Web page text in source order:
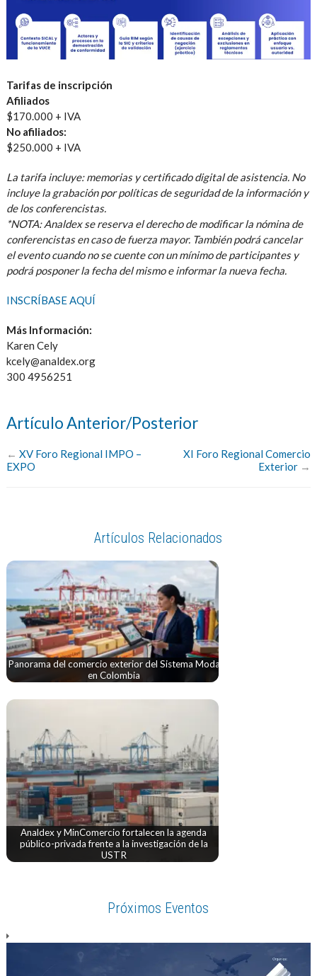
Tarifas de inscripción
Afiliados
$170.000 + IVA
No afiliados:
$250.000 + IVA
La tarifa incluye: memorias y certificado digital de asistencia. No
incluye la grabación por políticas de seguridad de la información y
de los conferencistas.
*NOTA: Analdex se reserva el derecho de modificar la nómina de
conferencistas en caso de fuerza mayor. También podrá cancelar
el evento cuando no se cuente con un mínimo de participantes y
podrá posponer la fecha del mismo e informar la nueva fecha.
INSCRÍBASE AQUÍ
Más Información:
Karen Cely
kcely@analdex.org
300 4956251
Artículo Anterior/Posterior
← XV Foro Regional IMPO –
EXPO
XI Foro Regional Comercio
Exterior →
Artículos Relacionados
Panorama del comercio exterior del Sistema Moda
en Colombia
Analdex y MinComercio fortalecen la agenda
público-privada frente a la investigación de la
USTR
Próximos Eventos